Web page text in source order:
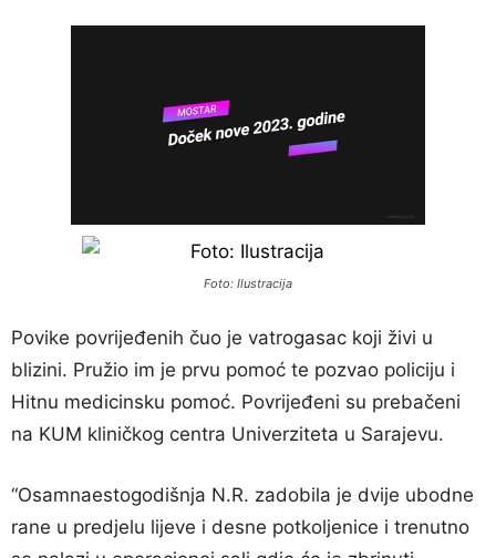
Foto: Ilustracija
Povike povrijeđenih čuo je vatrogasac koji živi u
blizini. Pružio im je prvu pomoć te pozvao policiju i
Hitnu medicinsku pomoć. Povrijeđeni su prebačeni
na KUM kliničkog centra Univerziteta u Sarajevu.
“Osamnaestogodišnja N.R. zadobila je dvije ubodne
rane u predjelu lijeve i desne potkoljenice i trenutno